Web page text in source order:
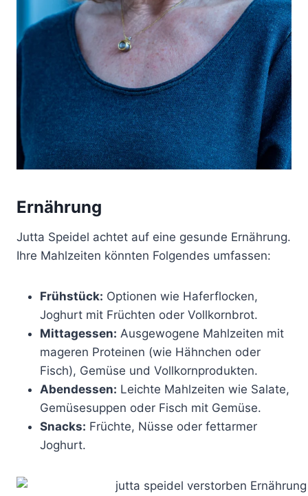
Ernährung
Jutta Speidel achtet auf eine gesunde Ernährung.
Ihre Mahlzeiten könnten Folgendes umfassen:
Frühstück: Optionen wie Haferflocken,
Joghurt mit Früchten oder Vollkornbrot.
Mittagessen: Ausgewogene Mahlzeiten mit
mageren Proteinen (wie Hähnchen oder
Fisch), Gemüse und Vollkornprodukten.
Abendessen: Leichte Mahlzeiten wie Salate,
Gemüsesuppen oder Fisch mit Gemüse.
Snacks: Früchte, Nüsse oder fettarmer
Joghurt.